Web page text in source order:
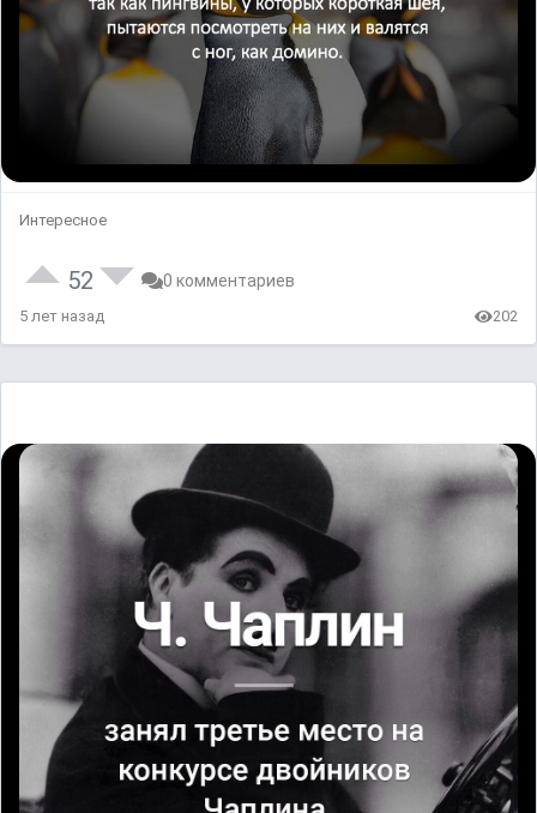
Интересное
52 0 комментариев
5 лет назад 202